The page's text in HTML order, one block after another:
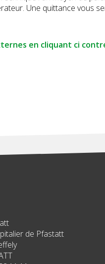
Une quittance vous
en cliquant ci
de Pfastatt